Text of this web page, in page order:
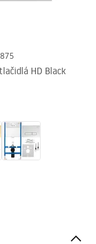
HD Black